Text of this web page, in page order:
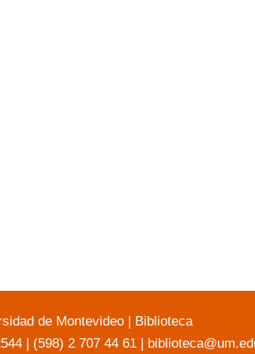
de Montevideo | Biblioteca
| (598) 2 707 44 61 |